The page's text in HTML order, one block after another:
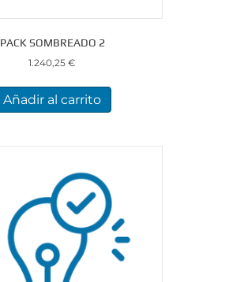
PACK SOMBREADO 2
1.240,25 €
Añadir al carrito